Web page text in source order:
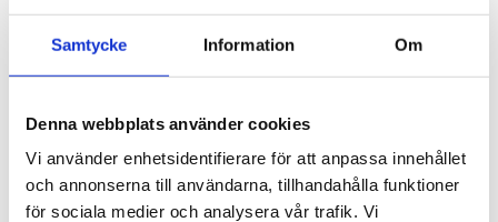
Samtycke Information Om
Denna webbplats använder cookies
Vi använder enhetsidentifierare för att anpassa innehållet
och annonserna till användarna, tillhandahålla funktioner
för sociala medier och analysera vår trafik. Vi
Tipsa oss om händelser, ämnen eller frågor
som är viktiga för dig och som påverkar